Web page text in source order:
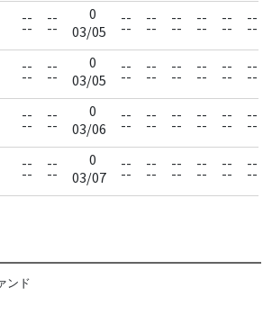
--
--
--
--
0
03/05
--
--
--
--
--
--
--
--
--
--
--
--
--
--
--
--
0
03/05
--
--
--
--
--
--
--
--
--
--
--
--
--
--
--
--
0
03/06
--
--
--
--
--
--
--
--
--
--
--
--
--
--
--
--
0
03/07
--
--
--
--
--
--
--
--
--
--
--
--
ンド